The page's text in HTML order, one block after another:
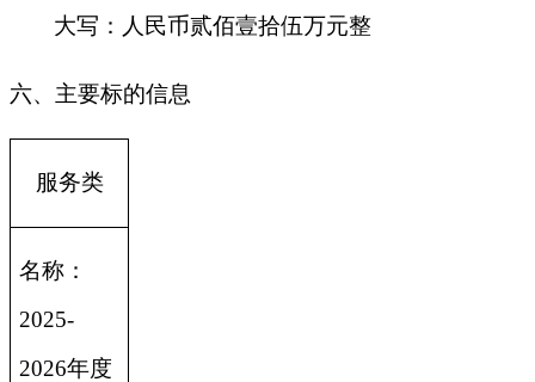
大写：人民币贰佰壹拾伍万元整
六、主要标的信息
服务类
名称：
2025-
2026年度